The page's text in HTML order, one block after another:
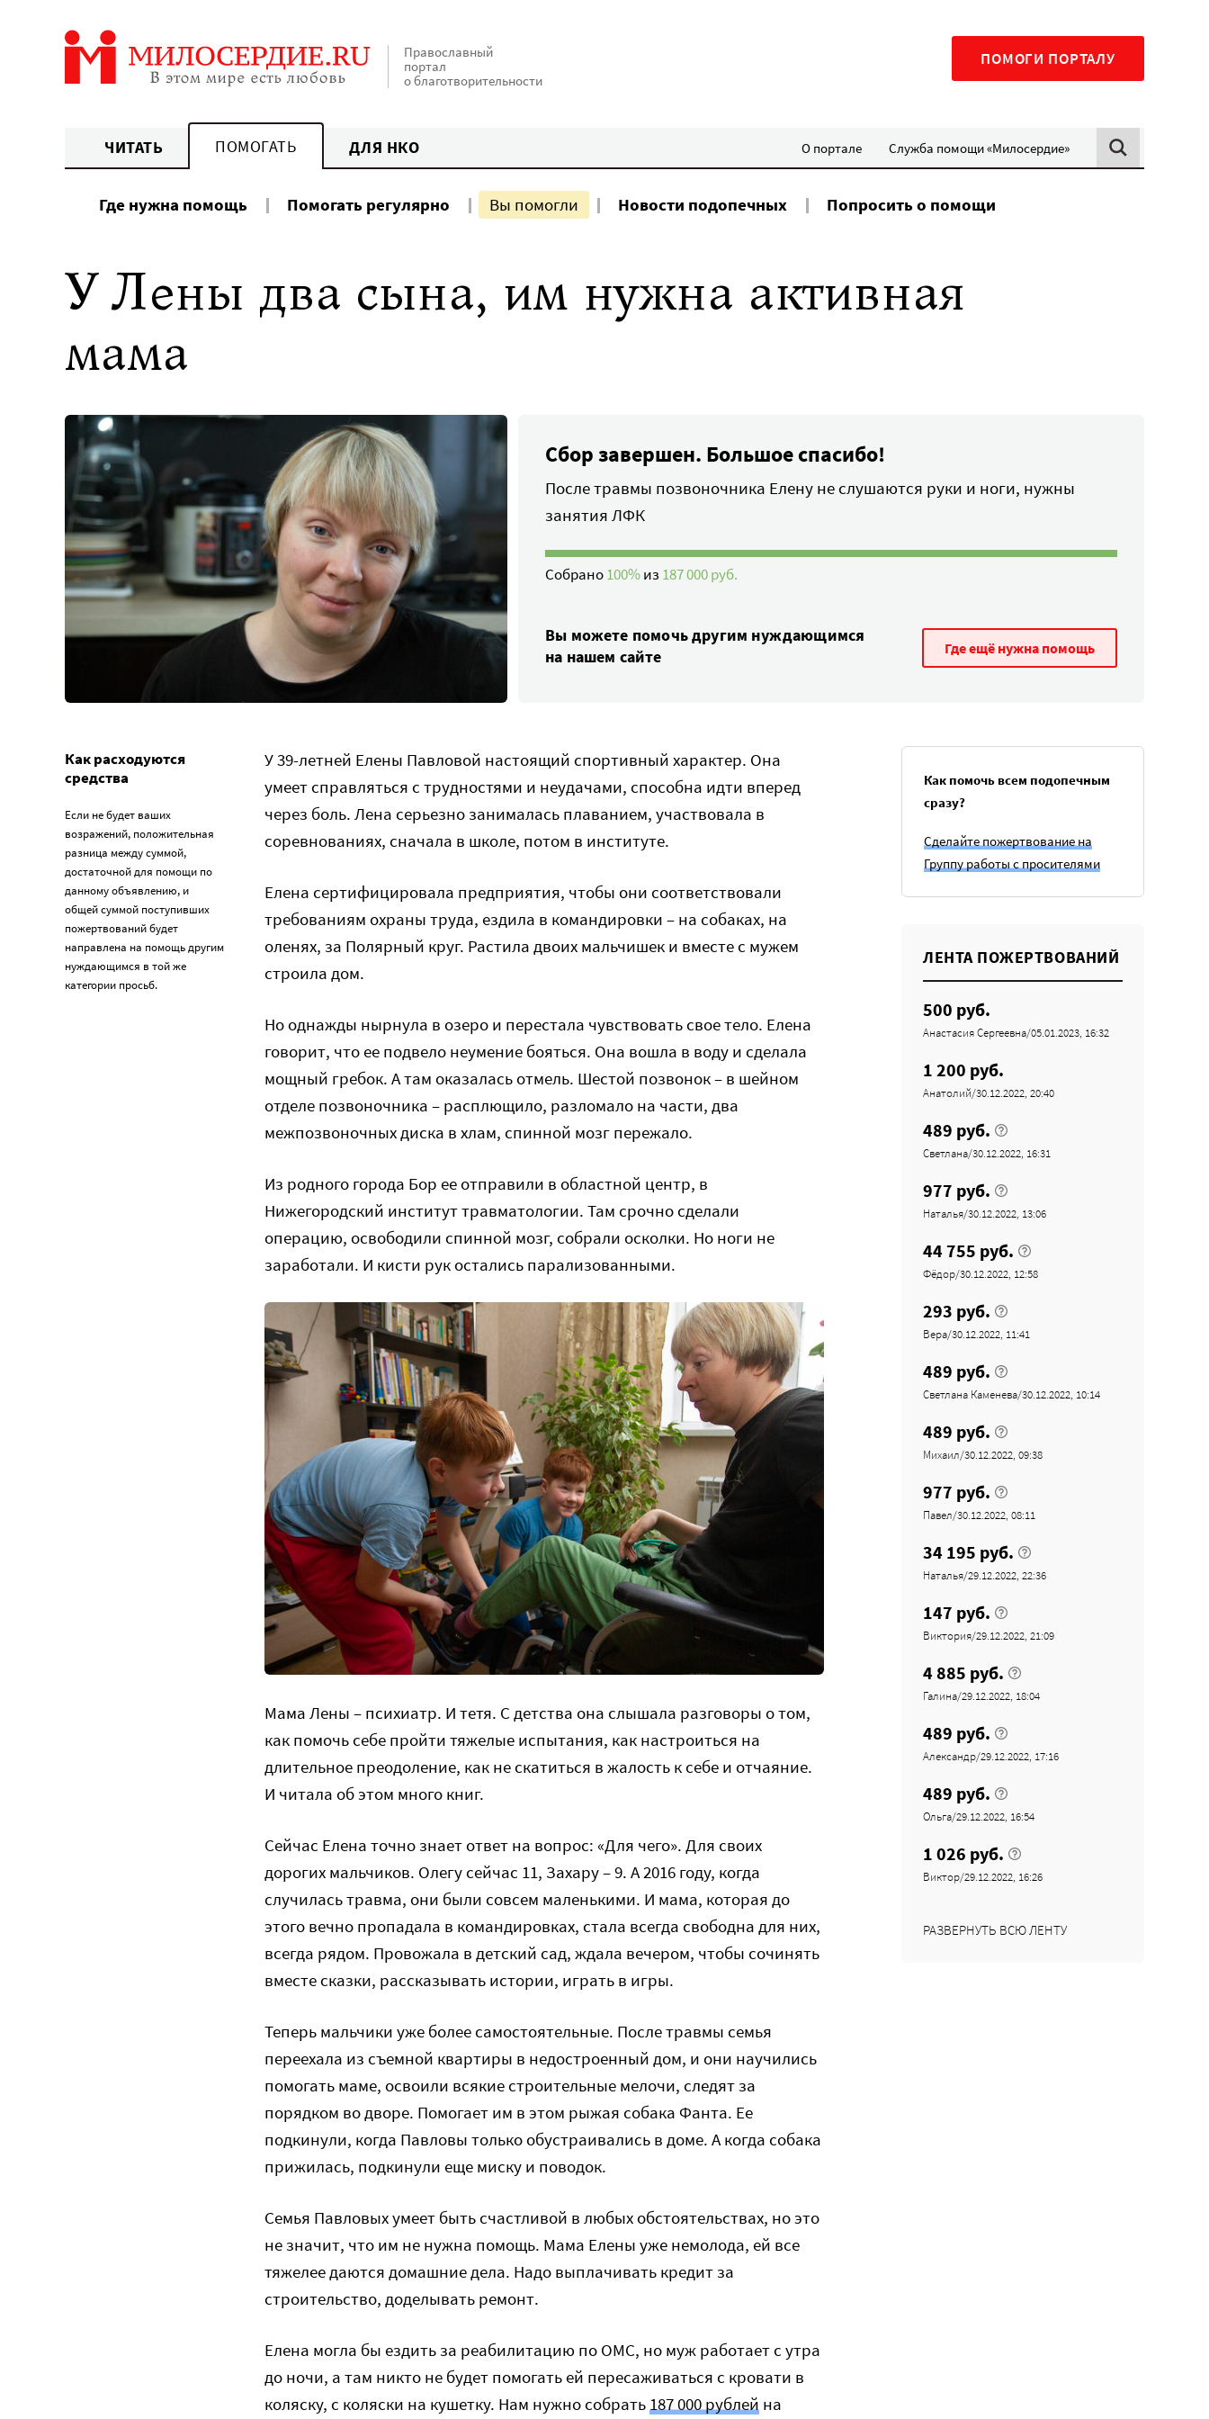
Православный
портал
о благотворительности
ПОМОГИ ПОРТАЛУ
ЧИТАТЬ ПОМОГАТЬ ДЛЯ НКО О портале Служба помощи «Милосердие»
Где нужна помощь Помогать регулярно Вы помогли Новости подопечных Попросить о помощи
У Лены два сына, им нужна активная
мама
Сбор завершен. Большое спасибо!
После травмы позвоночника Елену не слушаются руки и ноги, нужны
занятия ЛФК
Собрано100%из 187 000 руб.
Вы можете помочь другим нуждающимся
на нашем сайте
Где ещё нужна помощь
Как расходуются
средства
Если не будет ваших
возражений, положительная
разница между суммой,
достаточной для помощи по
данному объявлению, и
общей суммой поступивших
пожертвований будет
направлена на помощь другим
нуждающимся в той же
категории просьб.
У 39-летней Елены Павловой настоящий спортивный характер. Она
умеет справляться с трудностями и неудачами, способна идти вперед
через боль. Лена серьезно занималась плаванием, участвовала в
соревнованиях, сначала в школе, потом в институте.
Елена сертифицировала предприятия, чтобы они соответствовали
требованиям охраны труда, ездила в командировки – на собаках, на
оленях, за Полярный круг. Растила двоих мальчишек и вместе с мужем
строила дом.
Но однажды нырнула в озеро и перестала чувствовать свое тело. Елена
говорит, что ее подвело неумение бояться. Она вошла в воду и сделала
мощный гребок. А там оказалась отмель. Шестой позвонок – в шейном
отделе позвоночника – расплющило, разломало на части, два
межпозвоночных диска в хлам, спинной мозг пережало.
Из родного города Бор ее отправили в областной центр, в
Нижегородский институт травматологии. Там срочно сделали
операцию, освободили спинной мозг, собрали осколки. Но ноги не
заработали. И кисти рук остались парализованными.
Мама Лены – психиатр. И тетя. С детства она слышала разговоры о том,
как помочь себе пройти тяжелые испытания, как настроиться на
длительное преодоление, как не скатиться в жалость к себе и отчаяние.
И читала об этом много книг.
Сейчас Елена точно знает ответ на вопрос: «Для чего». Для своих
дорогих мальчиков. Олегу сейчас 11, Захару – 9. А 2016 году, когда
случилась травма, они были совсем маленькими. И мама, которая до
этого вечно пропадала в командировках, стала всегда свободна для них,
всегда рядом. Провожала в детский сад, ждала вечером, чтобы сочинять
вместе сказки, рассказывать истории, играть в игры.
Теперь мальчики уже более самостоятельные. После травмы семья
переехала из съемной квартиры в недостроенный дом, и они научились
помогать маме, освоили всякие строительные мелочи, следят за
порядком во дворе. Помогает им в этом рыжая собака Фанта. Ее
подкинули, когда Павловы только обустраивались в доме. А когда собака
прижилась, подкинули еще миску и поводок.
Семья Павловых умеет быть счастливой в любых обстоятельствах, но это
не значит, что им не нужна помощь. Мама Елены уже немолода, ей все
тяжелее даются домашние дела. Надо выплачивать кредит за
строительство, доделывать ремонт.
Елена могла бы ездить за реабилитацию по ОМС, но муж работает с утра
до ночи, а там никто не будет помогать ей пересаживаться с кровати в
коляску, с коляски на кушетку. Нам нужно собрать187 000 рублейна
Как помочь всем подопечным
сразу?
Сделайте пожертвование на
Группу работы с просителями
ЛЕНТА ПОЖЕРТВОВАНИЙ
500 руб.
Анастасия Сергеевна/05.01.2023, 16:32
1 200 руб.
Анатолий/30.12.2022, 20:40
489 руб.
Светлана/30.12.2022, 16:31
977 руб.
Наталья/30.12.2022, 13:06
44 755 руб.
Фёдор/30.12.2022, 12:58
293 руб.
Вера/30.12.2022, 11:41
489 руб.
Светлана Каменева/30.12.2022, 10:14
489 руб.
Михаил/30.12.2022, 09:38
977 руб.
Павел/30.12.2022, 08:11
34 195 руб.
Наталья/29.12.2022, 22:36
147 руб.
Виктория/29.12.2022, 21:09
4 885 руб.
Галина/29.12.2022, 18:04
489 руб.
Александр/29.12.2022, 17:16
489 руб.
Ольга/29.12.2022, 16:54
1 026 руб.
Виктор/29.12.2022, 16:26
РАЗВЕРНУТЬ ВСЮ ЛЕНТУ